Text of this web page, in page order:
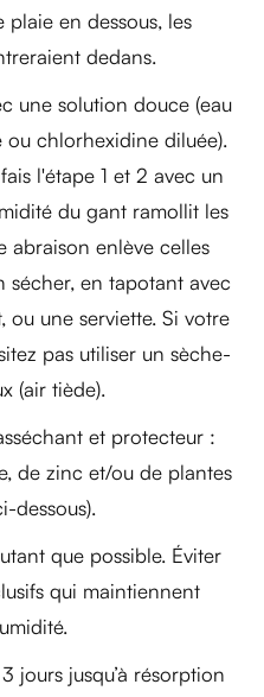
plaie en dessous, les
dedans.
une solution douce (eau
chlorhexidine diluée).
l'étape 1 et 2 avec un
du gant ramollit les
abraison enlève celles
sécher, en tapotant avec
ou une serviette. Si votre
pas utiliser un sèche-
(air tiède).
et protecteur :
de zinc et/ou de plantes
dessous).
que possible. Éviter
qui maintiennent
jours jusqu’à résorption